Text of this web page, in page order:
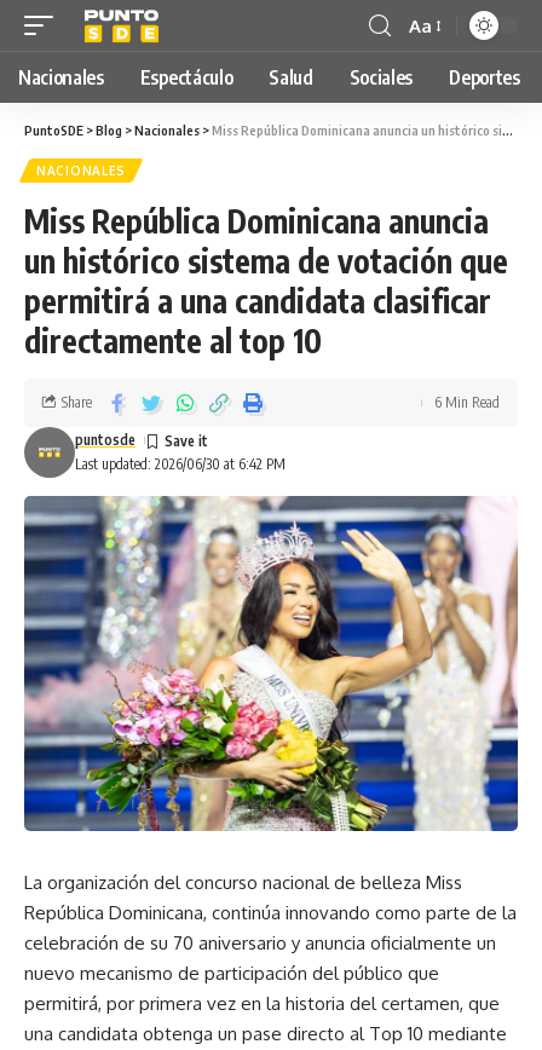
Aa
Nacionales Espectáculo Salud Sociales Deportes
PuntoSDE >Blog >Nacionales >Miss República Dominicana anuncia un histórico sistema de votación que permitirá a una candidata clasificar directamente al top 10
NACIONALES
Miss República Dominicana anuncia
un histórico sistema de votación que
permitirá a una candidata clasificar
directamente al top 10
Last updated: 2026/06/30 at 6:42 PM
puntosde
Share 6 Min Read
La organización del concurso nacional de belleza Miss
República Dominicana, continúa innovando como parte de la
celebración de su 70 aniversario y anuncia oficialmente un
nuevo mecanismo de participación del público que
permitirá, por primera vez en la historia del certamen, que
una candidata obtenga un pase directo al Top 10 mediante